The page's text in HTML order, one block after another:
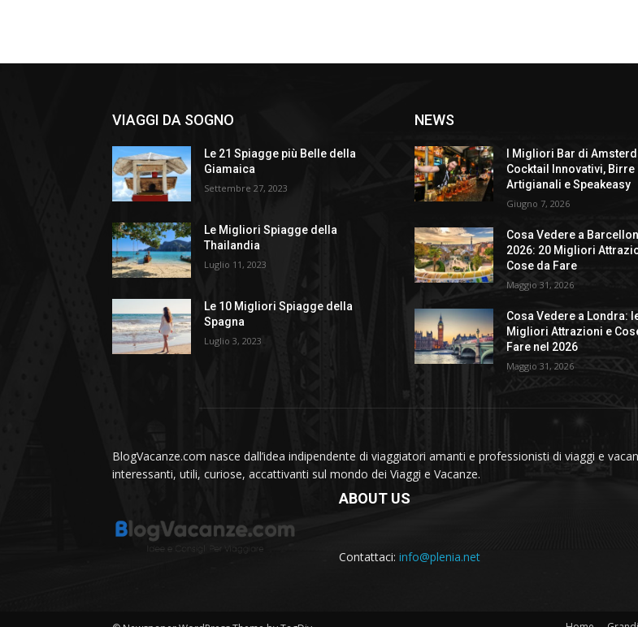
VIAGGI DA SOGNO
Le 21 Spiagge più Belle della
Giamaica
Settembre 27, 2023
Le Migliori Spiagge della
Thailandia
Luglio 11, 2023
Le 10 Migliori Spiagge della
Spagna
Luglio 3, 2023
NEWS
I Migliori Bar di
Cocktail Innovativi, Birre
Artigianali e Speakeasy
Giugno 7, 2026
Cosa Vedere a
2026: 20 Migliori
Cose da Fare
Maggio 31, 2026
Cosa Vedere a Londra:
Migliori Attrazioni e
Fare nel 2026
Maggio 31, 2026
BlogVacanze.com nasce dall’idea indipendente di viaggiatori amanti e professionisti di viaggi e
interessanti, utili, curiose, accattivanti sul mondo dei Viaggi e Vacanze.
ABOUT US
Contattaci: info@plenia.net